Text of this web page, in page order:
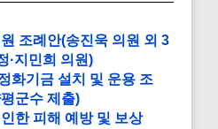
조례안(송진욱 의원 외 3
·지민희 의원)
화기금 설치 및 운용 조
군수 제출)
한 피해 예방 및 보상